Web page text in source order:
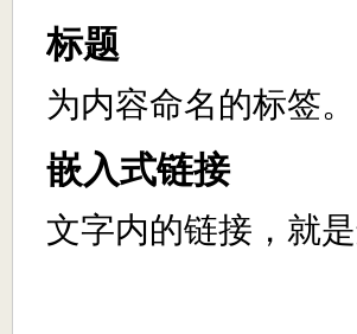
标题
为内容命名的标签。
嵌入式链接
文字内的链接，就